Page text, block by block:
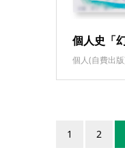
個人史「
個人(自費出
1 2